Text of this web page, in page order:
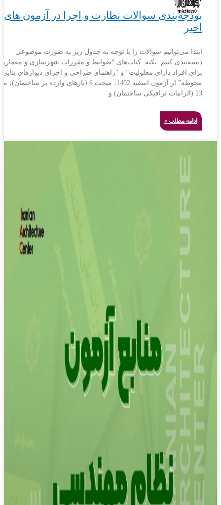
بودجه‌بندی سوالات نظارت و اجرا در آزمون های
اخیر
ابتدا می‌توانیم سوالات را با توجه به جدول زیر به صورت موضوعی
دسته‌بندی کنیم: نکته: کتاب‌های “ضوابط و مقررات شهرسازی و معماری
برای افراد دارای معلولیت” و “راهنمای طراحی و اجرای دیوارهای بنایی
محوطه” از آزمون اسفند 1402، مبحث 6 (بارهای وارده بر
23 (الزامات ترافیکی ساختمان) و
ادامه مطلب »